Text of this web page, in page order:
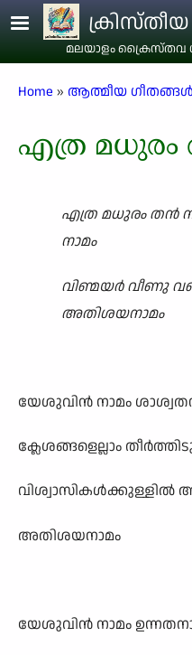
Skip to main content
മലയാളം ക്രൈസ്തവ
Breadcrumb
Home ആത്മീയ ഗീതങ്ങൾ
എത്ര മധുരം
എത്ര മധുരം തൻ
നാമം
വിണ്മയർ വീണു
അതിശയനാമം
യേശുവിൻ നാമം
ക്ലേശങ്ങളെല്ലാം
വിശ്വാസികൾക്കുള്ളിൽ
അതിശയനാമം
യേശുവിൻ നാമം